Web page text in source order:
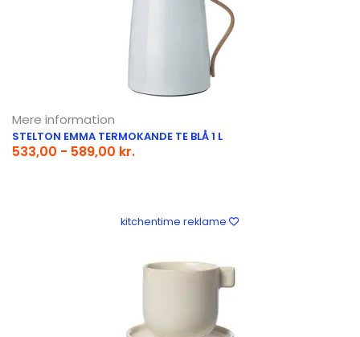
Mere information
STELTON EMMA TERMOKANDE TE BLÅ 1 L
533,00 - 589,00 kr.
kitchentime reklame